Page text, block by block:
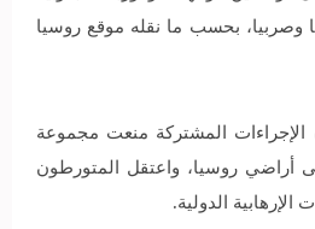
وصربيا، بحسب ما نقله موقع روسيا
الإجراءات المشتركة منعت مجموعة
أراضي روسيا، واعتقل المتورطون
الدولية.